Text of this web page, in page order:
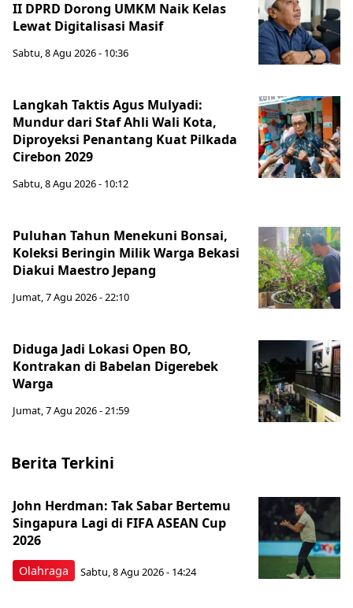
II DPRD Dorong UMKM Naik Kelas
Lewat Digitalisasi Masif
Sabtu, 8 Agu 2026 - 10:36
Langkah Taktis Agus Mulyadi:
Mundur dari Staf Ahli Wali Kota,
Diproyeksi Penantang Kuat Pilkada
Cirebon 2029
Sabtu, 8 Agu 2026 - 10:12
Puluhan Tahun Menekuni Bonsai,
Koleksi Beringin Milik Warga Bekasi
Diakui Maestro Jepang
Jumat, 7 Agu 2026 - 22:10
Diduga Jadi Lokasi Open BO,
Kontrakan di Babelan Digerebek
Warga
Jumat, 7 Agu 2026 - 21:59
Berita Terkini
Olahraga
John Herdman: Tak Sabar Bertemu
Singapura Lagi di FIFA ASEAN Cup
2026
Sabtu, 8 Agu 2026 - 14:24